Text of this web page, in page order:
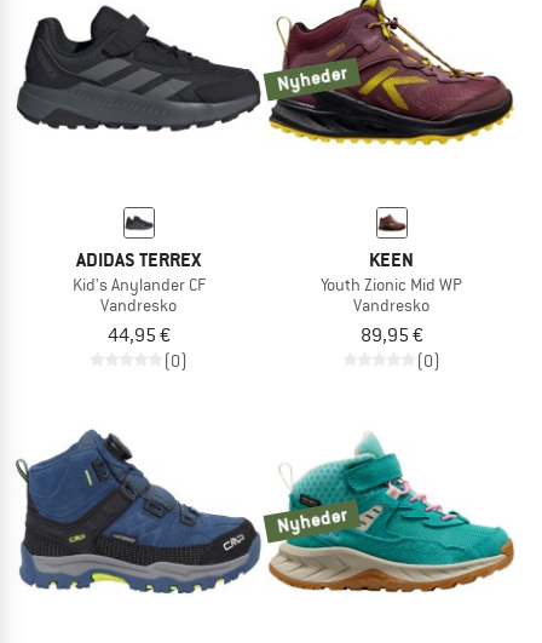
ADIDAS TERREX
Kid's Anylander CF
Vandresko
44,95 €
(0)
Nyheder
KEEN
Youth Zionic Mid WP
Vandresko
89,95 €
(0)
Nyheder